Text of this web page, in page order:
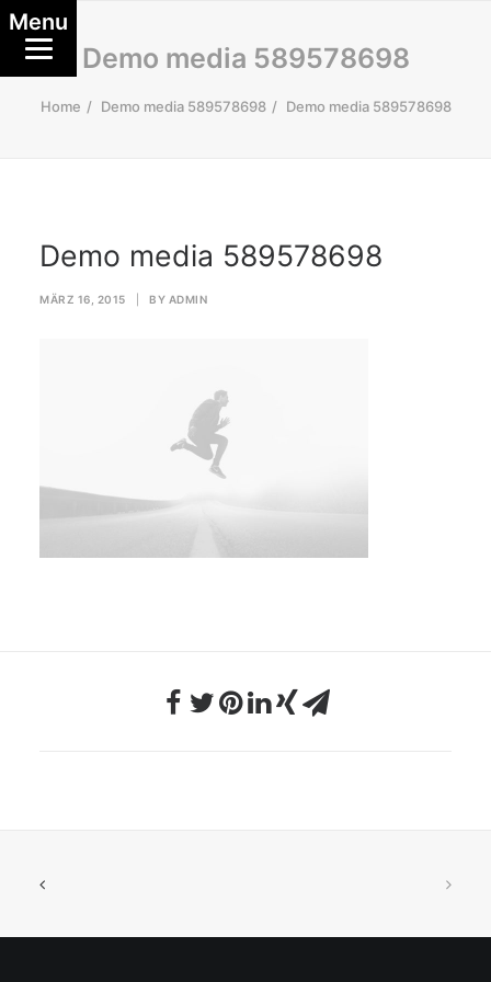
Demo media 589578698
Home Demo media 589578698 Demo media 589578698
Demo media 589578698
MÄRZ 16, 2015 BY ADMIN
Menu